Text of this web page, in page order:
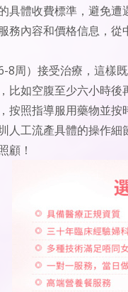
具體收費標準，避免遭
務內容和價格信息，從
8周）接受治療，這樣
比如空腹至少六小時後
按照指導服用藥物並按
人工流產具體的操作細
顧！